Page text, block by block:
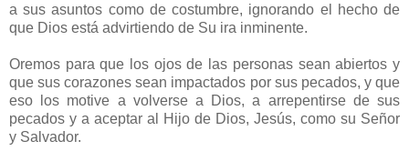
a sus asuntos como de costumbre, ignorando el hecho de
que Dios está advirtiendo de Su ira inminente.
Oremos para que los ojos de las personas sean abiertos y
que sus corazones sean impactados por sus pecados, y que
eso los motive a volverse a Dios, a arrepentirse de sus
pecados y a aceptar al Hijo de Dios, Jesús, como su Señor
y Salvador.